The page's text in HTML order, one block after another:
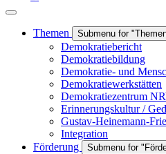
Themen Submenu for
Demokratiebericht
Demokratiebildung
Demokratie- und
Demokratiewerkstätten
Demokratiezentrum
Erinnerungskultur /
Gustav-Heinemann-
Integration
Förderung
Submenu for